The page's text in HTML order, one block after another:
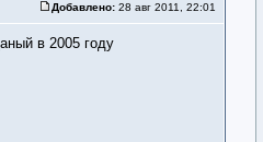
Добавлено: 28 авг 2011, 22:01
в 2005 году